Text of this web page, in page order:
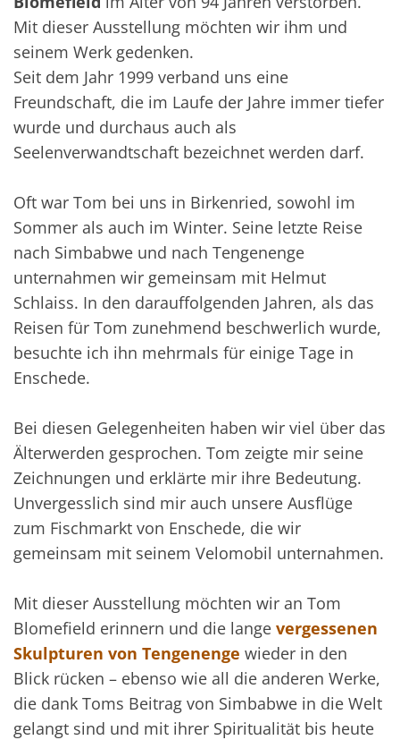
Mit dieser Ausstellung möchten wir ihm und
seinem Werk gedenken.
Seit dem Jahr 1999 verband uns eine
Freundschaft, die im Laufe der Jahre immer tiefer
wurde und durchaus auch als
Seelenverwandtschaft bezeichnet werden darf.
Oft war Tom bei uns in Birkenried, sowohl im
Sommer als auch im Winter. Seine letzte Reise
nach Simbabwe und nach Tengenenge
unternahmen wir gemeinsam mit Helmut
Schlaiss. In den darauffolgenden Jahren, als das
Reisen für Tom zunehmend beschwerlich wurde,
besuchte ich ihn mehrmals für einige Tage in
Enschede.
Bei diesen Gelegenheiten haben wir viel über das
Älterwerden gesprochen. Tom zeigte mir seine
Zeichnungen und erklärte mir ihre Bedeutung.
Unvergesslich sind mir auch unsere Ausflüge
zum Fischmarkt von Enschede, die wir
gemeinsam mit seinem Velomobil unternahmen.
Mit dieser Ausstellung möchten wir an Tom
Blomefield erinnern und die lange vergessenen
Skulpturen von Tengenenge wieder in den
Blick rücken – ebenso wie all die anderen Werke,
die dank Toms Beitrag von Simbabwe in die Welt
gelangt sind und mit ihrer Spiritualität bis heute